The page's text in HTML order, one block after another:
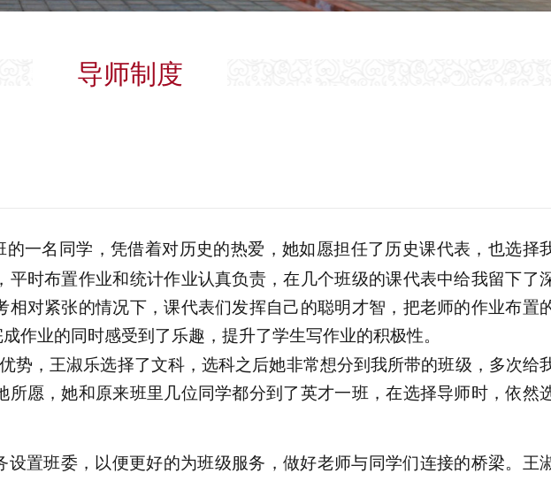
导师制度
的一名同学，凭借着对历史的热爱，她如愿担任了历史课代表，也选择
平时布置作业和统计作业认真负责，在几个班级的课代表中给我留下了
对紧张的情况下，课代表们发挥自己的聪明才智，把老师的作业布置
作业的同时感受到了乐趣，提升了学生写作业的积极性。
势，王淑乐选择了文科，选科之后她非常想分到我所带的班级，多次给
所愿，她和原来班里几位同学都分到了英才一班，在选择导师时，依然
置班委，以便更好的为班级服务，做好老师与同学们连接的桥梁。王